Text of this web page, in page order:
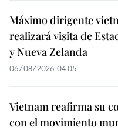
Máximo dirigente
realizará visita de
y Nueva Zelanda
06/08/2026 04:05
Vietnam reafirma su
con el movimiento